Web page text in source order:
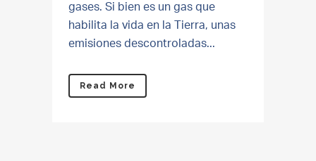
gases. Si bien es un gas que
habilita la vida en la Tierra, unas
emisiones descontroladas...
Read More